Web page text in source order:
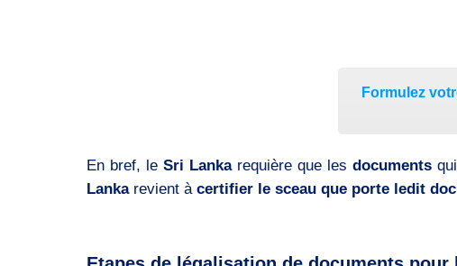
Formulez
En bref, le Sri Lankarequière que les documents
Lankarevient à certifier le sceau que porte ledit